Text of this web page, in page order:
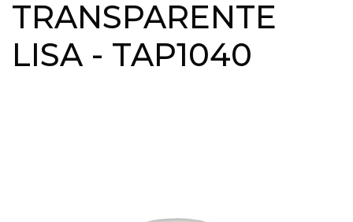
TRANSPARENTE
LISA - TAP1040